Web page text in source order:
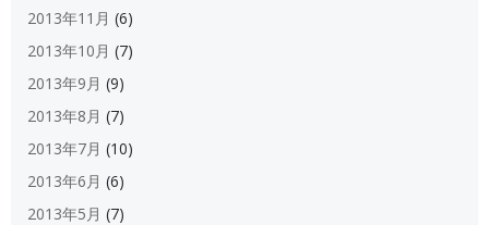
2013年11月 (6)
2013年10月 (7)
2013年9月 (9)
2013年8月 (7)
2013年7月 (10)
2013年6月 (6)
2013年5月 (7)